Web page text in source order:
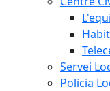
Servei
Policia